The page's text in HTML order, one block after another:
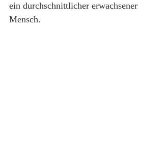
ein durchschnittlicher erwachsener
Mensch.